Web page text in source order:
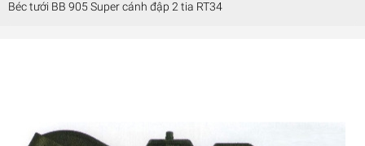
Béc tưới BB 905 Super cánh đập 2 tia RT34